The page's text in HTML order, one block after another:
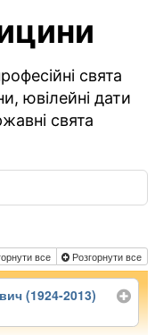
свята
ювілейні дати
свята
все Розгорнути все
(1924-2013)